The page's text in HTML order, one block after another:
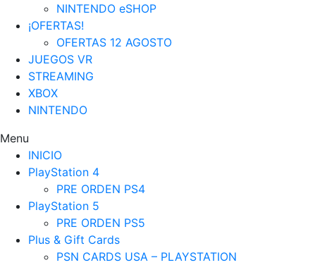
NINTENDO eSHOP
¡OFERTAS!
OFERTAS 12 AGOSTO
JUEGOS VR
STREAMING
XBOX
NINTENDO
Menu
INICIO
PlayStation 4
PRE ORDEN PS4
PlayStation 5
PRE ORDEN PS5
Plus & Gift Cards
PSN CARDS USA – PLAYSTATION